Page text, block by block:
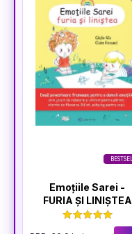
Emoțiile Sarei -
FURIA ȘI LINIȘTEA